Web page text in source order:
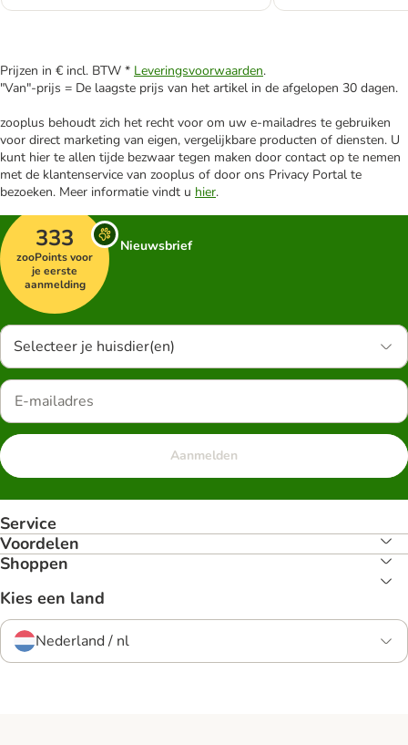
Prijzen in € incl. BTW * Leveringsvoorwaarden.
"Van"-prijs = De laagste prijs van het artikel in de afgelopen 30 dagen.
zooplus behoudt zich het recht voor om uw e-mailadres te gebruiken
voor direct marketing van eigen, vergelijkbare producten of diensten. U
kunt hier te allen tijde bezwaar tegen maken door contact op te nemen
met de klantenservice van zooplus of door ons Privacy Portal te
bezoeken. Meer informatie vindt u hier.
333
zooPoints voor
je eerste
aanmelding
Nieuwsbrief
Selecteer je huisdier(en)
Aanmelden
Service
Voordelen
Shoppen
Kies een land
Nederland / nl